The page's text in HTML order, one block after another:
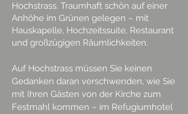
Hochstrass. Traumhaft schön auf einer
Anhöhe im Grünen gelegen – mit
Hauskapelle, Hochzeitssuite, Restaurant
und großzügigen Räumlichkeiten.
Auf Hochstrass müssen Sie keinen
Gedanken daran verschwenden, wie Sie
mit Ihren Gästen von der Kirche zum
Festmahl kommen – im Refugiumhotel